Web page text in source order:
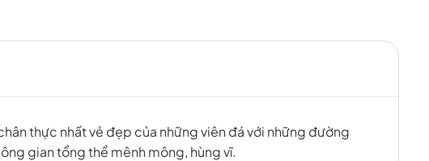
thực nhất vẻ đẹp của những viên đá với những đường
gian tổng thể mênh mông, hùng vĩ.